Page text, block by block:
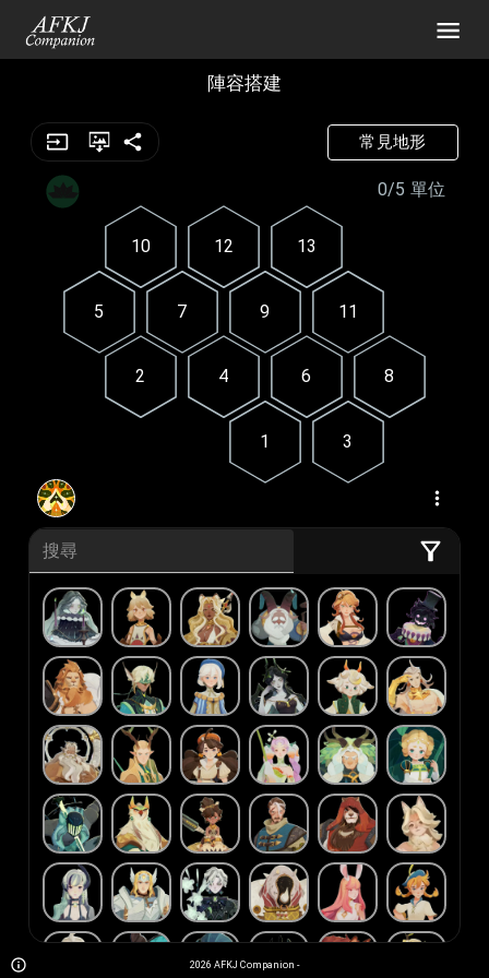
陣容搭建
常見地形
0/5 單位
3
1
8
6
4
2
5 7 9 11
13
12
10
2026 AFKJ Companion -